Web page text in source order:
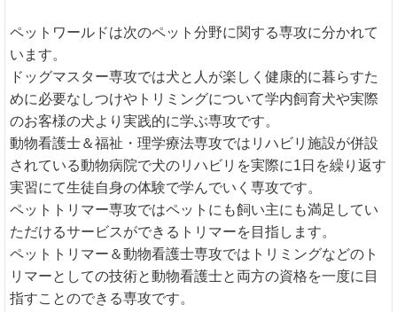
ペットワールドは次のペット分野に関する専攻に分かれて
います。
ドッグマスター専攻では犬と人が楽しく健康的に暮らすた
めに必要なしつけやトリミングについて学内飼育犬や実際
のお客様の犬より実践的に学ぶ専攻です。
動物看護士＆福祉・理学療法専攻ではリハビリ施設が併設
されている動物病院で犬のリハビリを実際に1日を繰り返す
実習にて生徒自身の体験で学んでいく専攻です。
ペットトリマー専攻ではペットにも飼い主にも満足してい
ただけるサービスができるトリマーを目指します。
ペットトリマー＆動物看護士専攻ではトリミングなどのト
リマーとしての技術と動物看護士と両方の資格を一度に目
指すことのできる専攻です。